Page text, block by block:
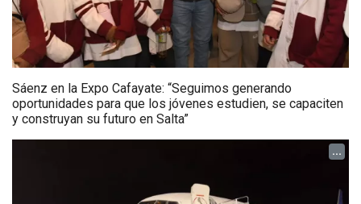
Sáenz en la Expo Cafayate: “Seguimos generando
oportunidades para que los jóvenes estudien, se capaciten
y construyan su futuro en Salta”
...